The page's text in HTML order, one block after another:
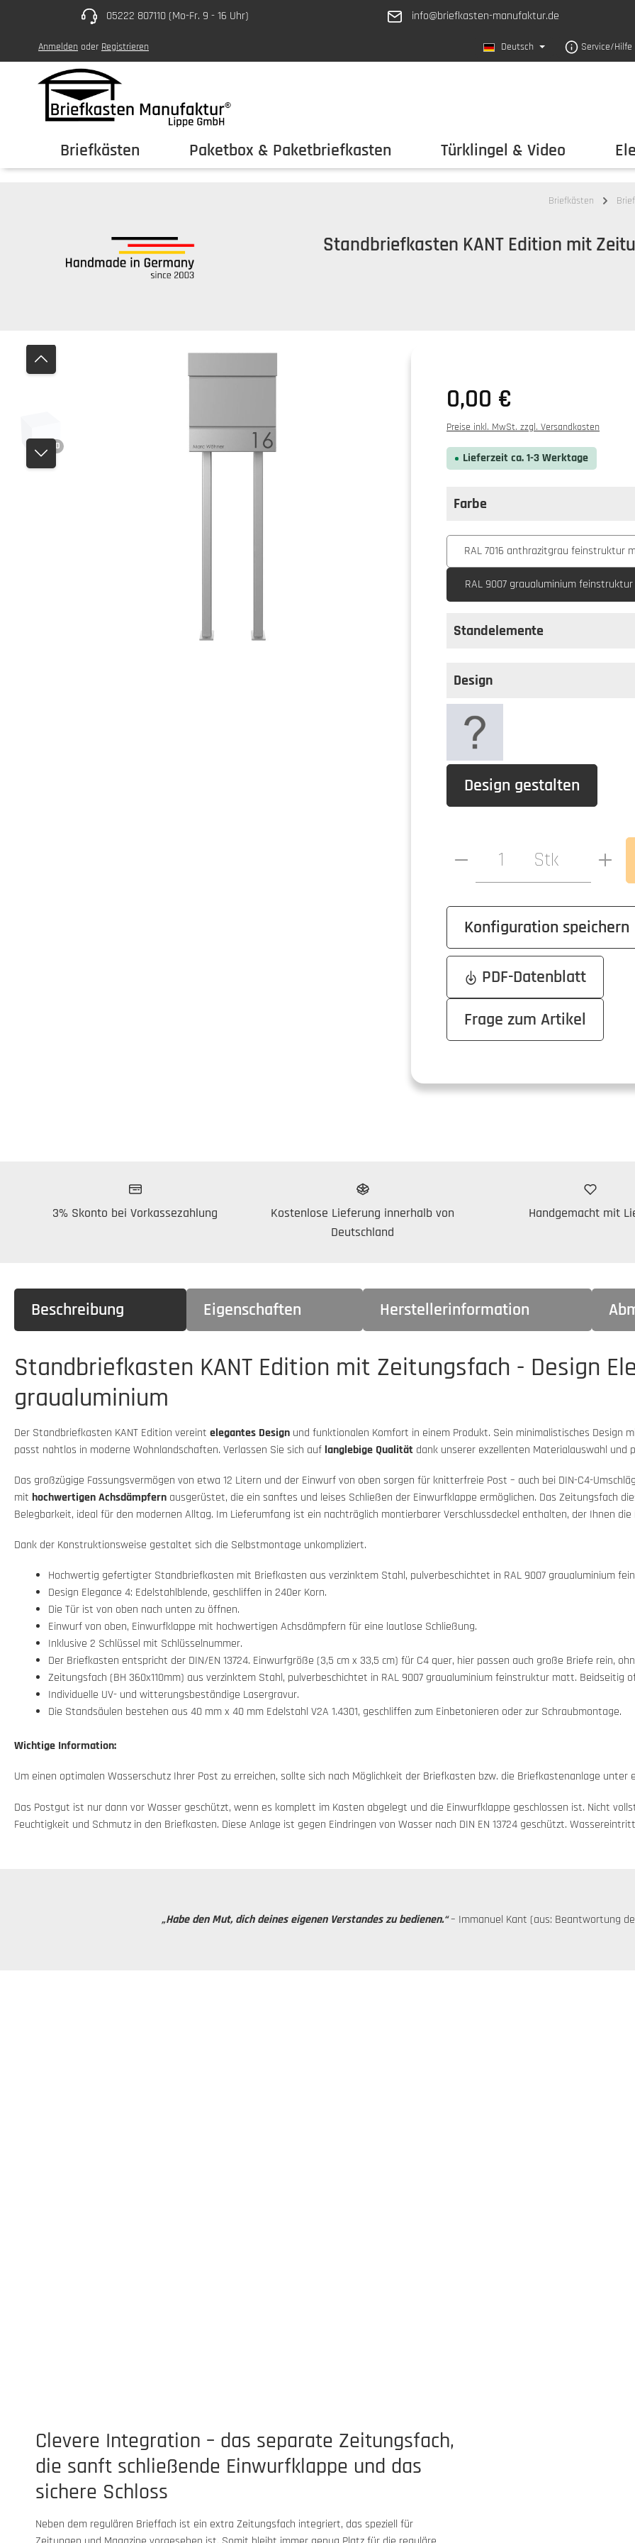
Hauptinhalt springen
Zur Hauptnavigation springen05222 807110 (Mo-Fr. 9 - 16 Uhr) info@briefkasten-manufaktur.de
Anmelden oder Registrieren Deutsch Service/Hilfe
Briefkästen Paketbox & Paketbriefkasten Türklingel & Video
Briefkästen
Standbriefkasten KANT Edition mit
Bildergalerie überspringen
3D
0,00 €
Preise inkl. MwSt. zzgl. Versandkosten
Lieferzeit ca. 1-3 Werktage
Farbe
Farbeauswählen
RAL 7016 anthrazitgrau feinstruktur
RAL 9007 graualuminium
Standelemente
Design
Design gestalten
Produkt Anzahl: Gib den
Stk
Konfiguration speichern
PDF-Datenblatt
Frage zum Artikel
3% Skonto bei Vorkassezahlung
Kostenlose Lieferung innerhalb von
Deutschland
Handgemacht mit
Beschreibung Eigenschaften Herstellerinformation
Standbriefkasten KANT Edition mit Zeitungsfach - Design
graualuminium
Der Standbriefkasten KANT Edition vereint elegantes Design und funktionalen Komfort in einem Produkt. Sein minimalistisches Design
passt nahtlos in moderne Wohnlandschaften. Verlassen Sie sich auf langlebige Qualität dank unserer exzellenten Materialauswahl und
Das großzügige Fassungsvermögen von etwa 12 Litern und der Einwurf von oben sorgen für knitterfreie Post – auch bei DIN-C4-
mit hochwertigen Achsdämpfern ausgerüstet, die ein sanftes und leises Schließen der Einwurfklappe ermöglichen. Das Zeitungsfach
Belegbarkeit, ideal für den modernen Alltag. Im Lieferumfang ist ein nachträglich montierbarer Verschlussdeckel enthalten, der Ihnen
Dank der Konstruktionsweise gestaltet sich die Selbstmontage unkompliziert.
Hochwertig gefertigter Standbriefkasten mit Briefkasten aus verzinktem Stahl, pulverbeschichtet in RAL 9007 graualuminium
Design Elegance 4: Edelstahlblende, geschliffen in 240er Korn.
Die Tür ist von oben nach unten zu öffnen.
Einwurf von oben, Einwurfklappe mit hochwertigen Achsdämpfern für eine lautlose Schließung.
Inklusive 2 Schlüssel mit Schlüsselnummer.
Der Briefkasten entspricht der DIN/EN 13724. Einwurfgröße (3,5 cm x 33,5 cm) für C4 quer, hier passen auch große Briefe rein,
Zeitungsfach (BH 360x110mm) aus verzinktem Stahl, pulverbeschichtet in RAL 9007 graualuminium feinstruktur matt. Beidseitig
Individuelle UV- und witterungsbeständige Lasergravur.
Die Standsäulen bestehen aus 40 mm x 40 mm Edelstahl V2A 1.4301, geschliffen zum Einbetonieren oder zur Schraubmontage.
Wichtige Information:
Um einen optimalen Wasserschutz Ihrer Post zu erreichen, sollte sich nach Möglichkeit der Briefkasten bzw. die Briefkastenanlage unter
Das Postgut ist nur dann vor Wasser geschützt, wenn es komplett im Kasten abgelegt und die Einwurfklappe geschlossen ist. Nicht
Feuchtigkeit und Schmutz in den Briefkasten. Diese Anlage ist gegen Eindringen von Wasser nach DIN EN 13724 geschützt.
„Habe den Mut, dich deines eigenen Verstandes zu bedienen.“– Immanuel Kant (aus: Beantwortung
Clevere Integration – das separate Zeitungsfach,
die sanft schließende Einwurfklappe und das
sichere Schloss
Neben dem regulären Brieffach ist ein extra Zeitungsfach integriert, das speziell für